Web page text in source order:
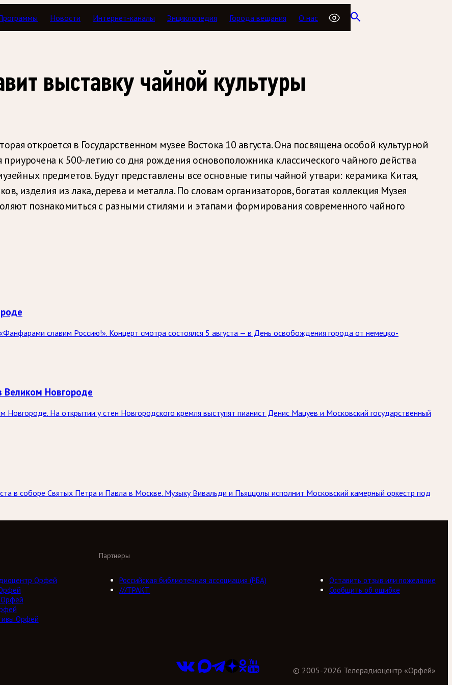
Новости Интернет-каналы Энциклопедия Города вещания О нас
выставку чайной культуры
откроется в Государственном музее Востока 10 августа. Она посвящена особой культурной
приурочена к 500-летию со дня рождения основоположника классического чайного действа
предметов. Будут представлены все основные типы чайной утвари: керамика Китая,
изделия из лака, дерева и металла. По словам организаторов, богатая коллекция Музея
познакомиться с разными стилями и этапами формирования современного чайного
славим Россию!». Концерт смотра состоялся 5 августа — в День освобождения города от немецко-
Великом Новгороде
Новгороде. На открытии у стен Новгородского кремля выступят пианист Денис Мацуев и Московский государственный
в соборе Святых Петра и Павла в Москве. Музыку Вивальди и Пьяццолы исполнит Московский камерный оркестр под
Орфей
Орфей
Партнеры
Российская библиотечная ассоциация (РБА)
///ТРАКТ
Оставить отзыв или пожелание
Сообщить об ошибке
© 2005-2026 Телерадиоцентр «Орфей»